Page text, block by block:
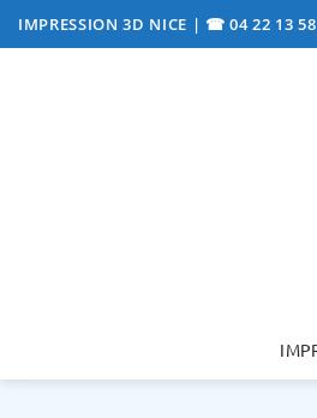
Passer
au
IMPRESSION 3D NICE | ☎ 04 22 13